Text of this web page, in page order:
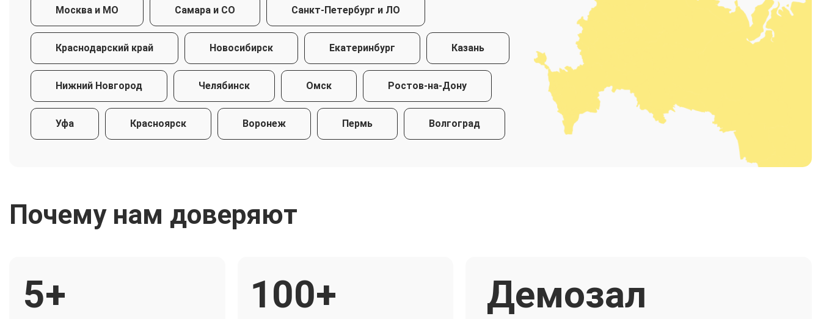
Москва и МО Самара и СО Санкт-Петербург и ЛО
Краснодарский край Новосибирск Екатеринбург Казань
Нижний Новгород Челябинск Омск Ростов-на-Дону
Уфа Красноярск Воронеж Пермь Волгоград
Почему нам доверяют
5+ 100+ Демозал